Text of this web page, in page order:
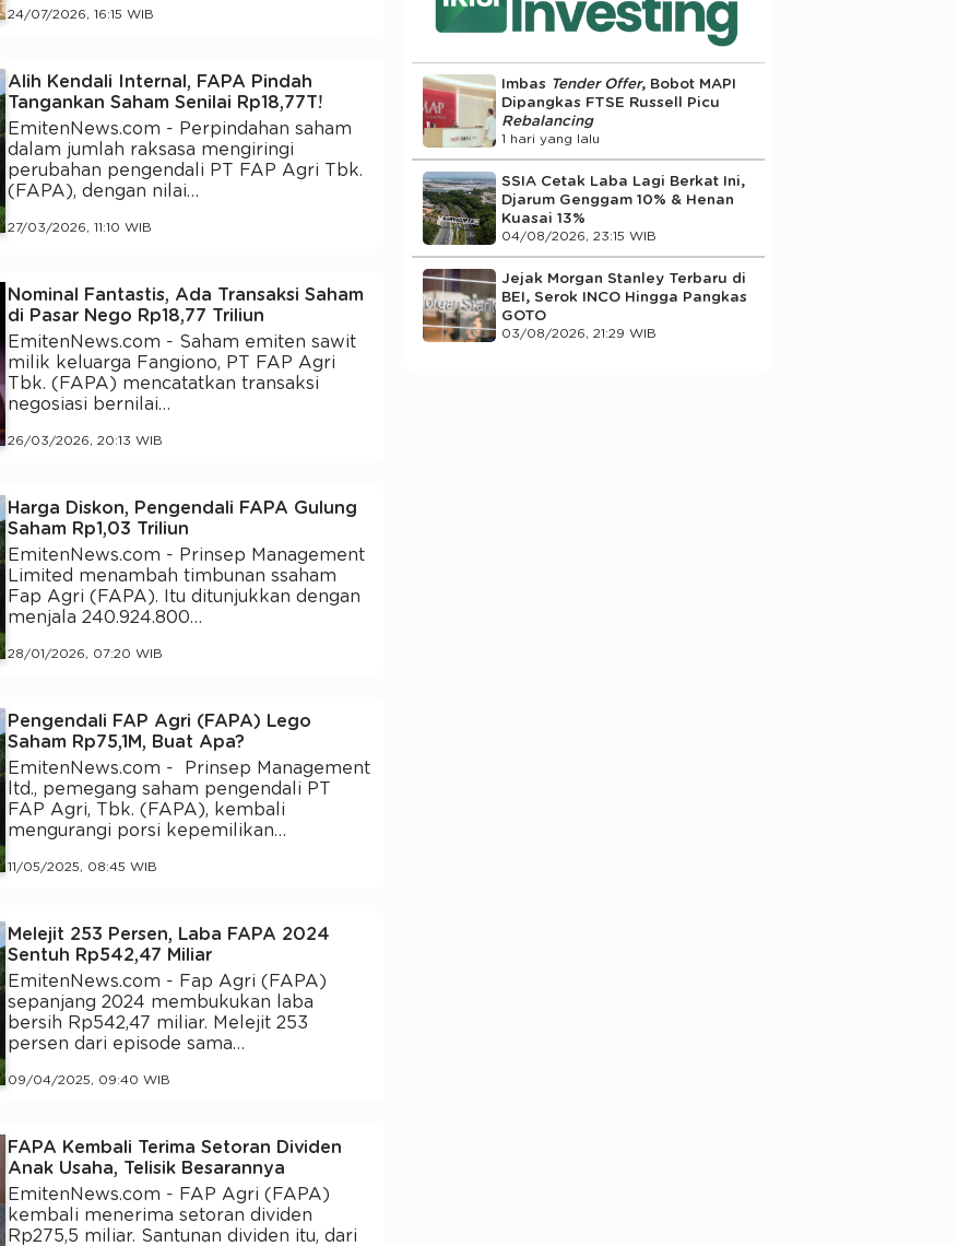
24/07/2026, 16:15 WIB
Alih Kendali Internal, FAPA Pindah
Tangankan Saham Senilai Rp18,77T!
EmitenNews.com - Perpindahan saham
dalam jumlah raksasa mengiringi
perubahan pengendali PT FAP Agri Tbk.
(FAPA), dengan nilai…
27/03/2026, 11:10 WIB
Nominal Fantastis, Ada Transaksi Saham
di Pasar Nego Rp18,77 Triliun
EmitenNews.com - Saham emiten sawit
milik keluarga Fangiono, PT FAP Agri
Tbk. (FAPA) mencatatkan transaksi
negosiasi bernilai…
26/03/2026, 20:13 WIB
Harga Diskon, Pengendali FAPA Gulung
Saham Rp1,03 Triliun
EmitenNews.com - Prinsep Management
Limited menambah timbunan ssaham
Fap Agri (FAPA). Itu ditunjukkan dengan
menjala 240.924.800…
28/01/2026, 07:20 WIB
Pengendali FAP Agri (FAPA) Lego
Saham Rp75,1M, Buat Apa?
EmitenNews.com - Prinsep Management
ltd., pemegang saham pengendali PT
FAP Agri, Tbk. (FAPA), kembali
mengurangi porsi kepemilikan…
11/05/2025, 08:45 WIB
Melejit 253 Persen, Laba FAPA 2024
Sentuh Rp542,47 Miliar
EmitenNews.com - Fap Agri (FAPA)
sepanjang 2024 membukukan laba
bersih Rp542,47 miliar. Melejit 253
persen dari episode sama…
09/04/2025, 09:40 WIB
FAPA Kembali Terima Setoran Dividen
Anak Usaha, Telisik Besarannya
EmitenNews.com - FAP Agri (FAPA)
kembali menerima setoran dividen
Rp275,5 miliar. Santunan dividen itu, dari
Imbas Tender Offer, Bobot MAPI
Dipangkas FTSE Russell Picu
Rebalancing
1 hari yang lalu
SSIA Cetak Laba Lagi Berkat Ini,
Djarum Genggam 10% & Henan
Kuasai 13%
04/08/2026, 23:15 WIB
Jejak Morgan Stanley Terbaru di
BEI, Serok INCO Hingga Pangkas
GOTO
03/08/2026, 21:29 WIB